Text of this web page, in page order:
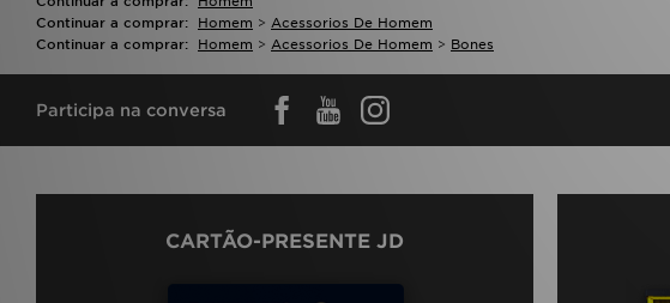
Continuar a comprar:
Homem > Acessorios De Homem
Continuar a comprar:
Homem > Acessorios De Homem > Bones
Participa na conversa
CARTÃO-PRESENTE JD